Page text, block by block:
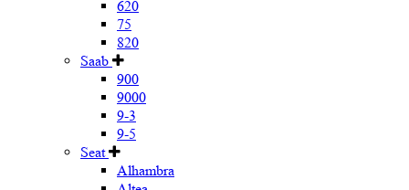
620
75
820
Saab
900
9000
9-3
9-5
Seat
Alhambra